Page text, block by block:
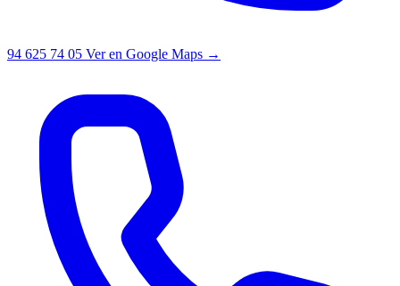
94 625 74 05 Ver en Google Maps →